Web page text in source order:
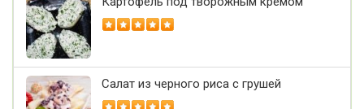
Салат из черного риса с грушей